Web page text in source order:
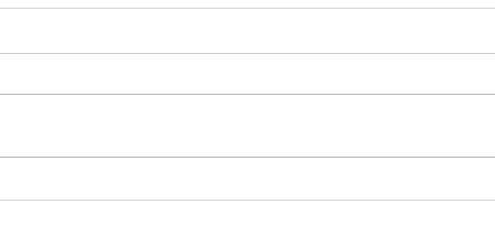
E de fato o que é sonhar?
Um verbo. Pronto, até aqui
conectar com qualquer...